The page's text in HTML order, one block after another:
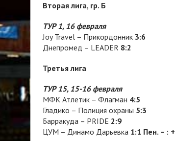
Вторая лига, гр. Б
ТУР 1, 16 февраля
Joy Travel – Прикордонник 3:6
Днепромед – LEADER 8:2
Третья лига
ТУР 15, 15-16 февраля
МФК Атлетик – Флагман 4:5
Гладико – Полиция охраны 5:3
Барракуда – PRIDE 2:9
ЦУМ – Динамо Дарьевка 1:1 Пен. – : +